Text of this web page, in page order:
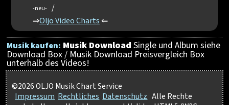
-neu- /
⇒Oljo Video Charts ⇐
Musik kaufen: Musik Download Single und Album siehe
Download Box / Musik Download Preisvergleich Box
unterhalb des Videos!
©2026 OLJO Musik Chart Service
Impressum Rechtliches Datenschutz Alle Rechte